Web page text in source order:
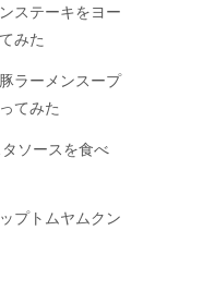
ステーキをヨー
みた
ラーメンスープ
てみた
ソースを食べ
プトムヤムクン